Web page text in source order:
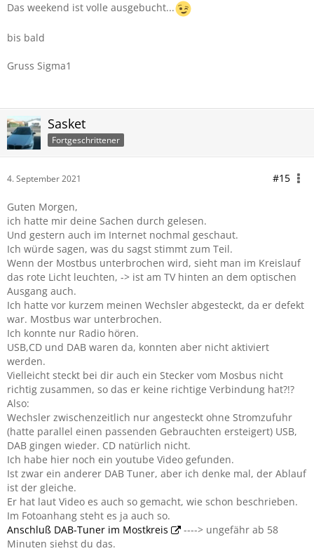
Das weekend ist volle ausgebucht...
bis bald
Gruss Sigma1
Sasket
Fortgeschrittener
4. September 2021 #15
Guten Morgen,
ich hatte mir deine Sachen durch gelesen.
Und gestern auch im Internet nochmal geschaut.
Ich würde sagen, was du sagst stimmt zum Teil.
Wenn der Mostbus unterbrochen wird, sieht man im Kreislauf
das rote Licht leuchten, -> ist am TV hinten an dem optischen
Ausgang auch.
Ich hatte vor kurzem meinen Wechsler abgesteckt, da er defekt
war. Mostbus war unterbrochen.
Ich konnte nur Radio hören.
USB,CD und DAB waren da, konnten aber nicht aktiviert
werden.
Vielleicht steckt bei dir auch ein Stecker vom Mosbus nicht
richtig zusammen, so das er keine richtige Verbindung hat?!?
Also:
Wechsler zwischenzeitlich nur angesteckt ohne Stromzufuhr
(hatte parallel einen passenden Gebrauchten ersteigert) USB,
DAB gingen wieder. CD natürlich nicht.
Ich habe hier noch ein youtube Video gefunden.
Ist zwar ein anderer DAB Tuner, aber ich denke mal, der Ablauf
ist der gleiche.
Er hat laut Video es auch so gemacht, wie schon beschrieben.
Im Fotoanhang steht es ja auch so.
Anschluß DAB-Tuner im Mostkreis
----> ungefähr ab 58
Minuten siehst du das.